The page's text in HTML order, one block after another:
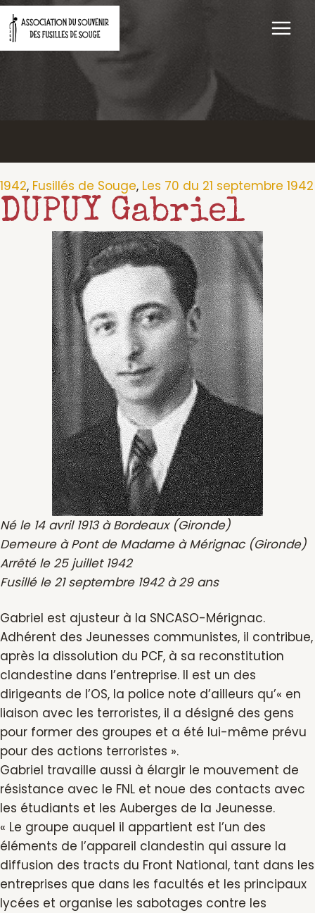
Aller
au
contenu
1942, Fusillés de Souge, Les 70 du 21 septembre 1942
DUPUY Gabriel
Né le 14 avril 1913 à Bordeaux (Gironde)
Demeure à Pont de Madame à Mérignac (Gironde)
Arrêté le 25 juillet 1942
Fusillé le 21 septembre 1942 à 29 ans
Gabriel est ajusteur à la SNCASO-Mérignac.
Adhérent des Jeunesses communistes, il contribue,
après la dissolution du PCF, à sa reconstitution
clandestine dans l’entreprise. Il est un des
dirigeants de l’OS, la police note d’ailleurs qu’« en
liaison avec les terroristes, il a désigné des gens
pour former des groupes et a été lui-même prévu
pour des actions terroristes ».
Gabriel travaille aussi à élargir le mouvement de
résistance avec le FNL et noue des contacts avec
les étudiants et les Auberges de la Jeunesse.
« Le groupe auquel il appartient est l’un des
éléments de l’appareil clandestin qui assure la
diffusion des tracts du Front National, tant dans les
entreprises que dans les facultés et les principaux
lycées et organise les sabotages contre les